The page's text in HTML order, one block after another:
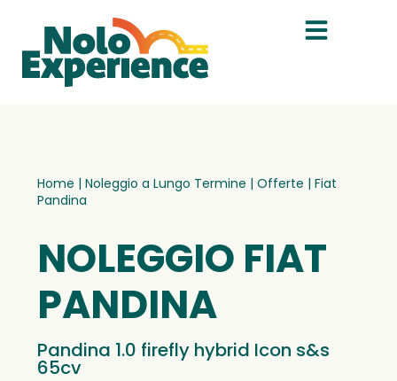
Home | Noleggio a Lungo Termine | Offerte | Fiat
Pandina
NOLEGGIO FIAT
PANDINA
Pandina 1.0 firefly hybrid Icon s&s
65cv